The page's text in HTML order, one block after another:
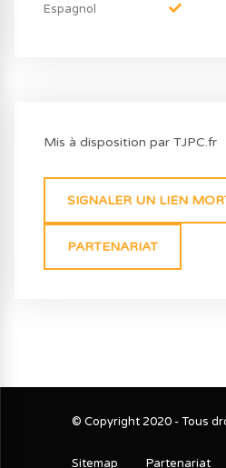
Espagnol
Mis à disposition par TJPC.fr
SIGNALER UN LIEN
PARTENARIAT
© Copyright 2020 - Tous
Sitemap Partenariat